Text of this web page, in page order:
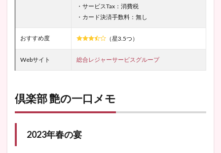
・サービスTax：消費税
・カード決済手数料：無し
おすすめ度 （星3.5つ）
Webサイト 総合レジャーサービスグループ
倶楽部 艶の一口メモ
2023年春の宴